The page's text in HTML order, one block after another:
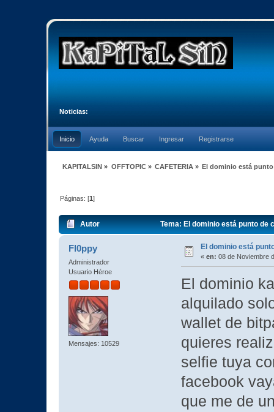
Noticias:
Inicio Ayuda Buscar Ingresar Registrarse
KAPITALSIN » OFFTOPIC» CAFETERIA» El dominio está punto
Páginas: [1]
Autor Tema: El dominio está punto de
Fl0ppy
Administrador
Usuario Héroe
Mensajes: 10529
El dominio está
« en: 08 de Noviembre
El dominio
alquilado
wallet de
quieres
selfie tuya
facebook
que me de